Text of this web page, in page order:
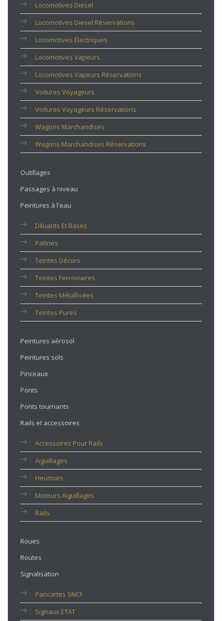
Locomotives Diesel
Locomotives Diesel Réservations
Locomotives Électriques
Locomotives Vapeurs
Locomotives Vapeurs Réservations
Voitures Voyageurs
Voitures Voyageurs Réservations
Wagons Marchandises
Wagons Marchandises Réservations
Outillages
Passages à niveau
Peintures à l'eau
Diluants Et Bases
Patines
Teintes Décors
Teintes Ferroviaires
Teintes Métallisées
Teintes Pures
Peintures aérosol
Peintures sols
Pinceaux
Ponts
Ponts tournants
Rails et accessoires
Accessoires Pour Rails
Aiguillages
Heurtoirs
Moteurs Aiguillages
Rails
Roues
Routes
Signalisation
Pancartes SNCF
Signaux ETAT